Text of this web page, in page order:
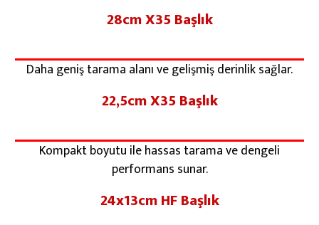
28cm X35 Başlık
Daha geniş tarama alanı ve gelişmiş derinlik sağlar.
22,5cm X35 Başlık
Kompakt boyutu ile hassas tarama ve dengeli
performans sunar.
24x13cm HF Başlık